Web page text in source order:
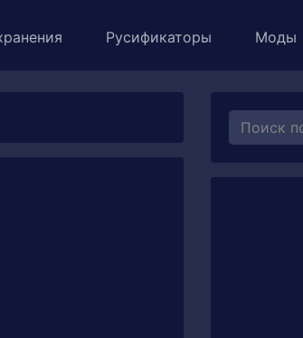
Русификаторы Моды